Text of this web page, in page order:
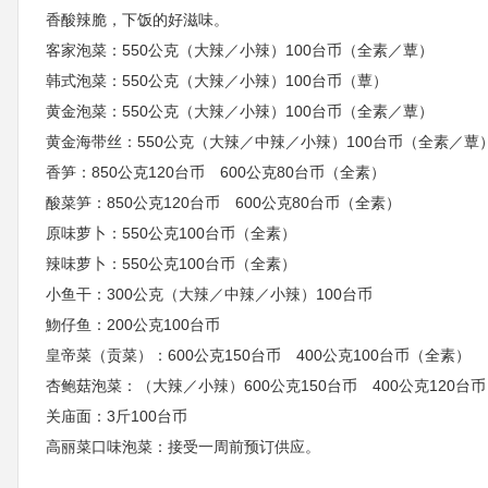
香酸辣脆，下饭的好滋味。
客家泡菜：550公克（大辣／小辣）100台币（全素／蕈）
韩式泡菜：550公克（大辣／小辣）100台币（蕈）
黄金泡菜：550公克（大辣／小辣）100台币（全素／蕈）
黄金海带丝：550公克（大辣／中辣／小辣）100台币（全素／蕈）
香笋：850公克120台币 600公克80台币（全素）
酸菜笋：850公克120台币 600公克80台币（全素）
原味萝卜：550公克100台币（全素）
辣味萝卜：550公克100台币（全素）
小鱼干：300公克（大辣／中辣／小辣）100台币
魩仔鱼：200公克100台币
皇帝菜（贡菜）：600公克150台币 400公克100台币（全素）
杏鲍菇泡菜：（大辣／小辣）600公克150台币 400公克120台币
关庙面：3斤100台币
高丽菜口味泡菜：接受一周前预订供应。